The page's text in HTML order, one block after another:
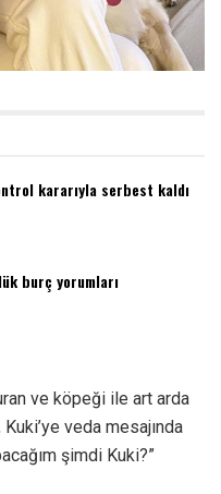
kararıyla serbest kaldı
burç yorumları
ve köpeği ile art arda
veda mesajında
şimdi Kuki?”